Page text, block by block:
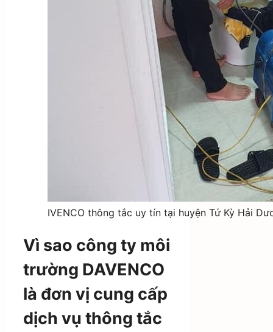
IVENCO thông tắc uy tín tại huyện Tứ Kỳ Hải
Vì sao công ty môi
trường DAVENCO
là đơn vị cung cấp
dịch vụ thông tắc